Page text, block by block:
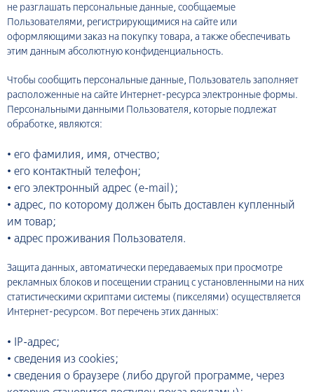
не разглашать персональные данные, сообщаемые
Пользователями, регистрирующимися на сайте или
оформляющими заказ на покупку товара, а также обеспечивать
этим данным абсолютную конфиденциальность.
Чтобы сообщить персональные данные, Пользователь заполняет
расположенные на сайте Интернет-ресурса электронные формы.
Персональными данными Пользователя, которые подлежат
обработке, являются:
• его фамилия, имя, отчество;
• его контактный телефон;
• его электронный адрес (e-mail);
• адрес, по которому должен быть доставлен купленный
им товар;
• адрес проживания Пользователя.
Защита данных, автоматически передаваемых при просмотре
рекламных блоков и посещении страниц с установленными на них
статистическими скриптами системы (пикселями) осуществляется
Интернет-ресурсом. Вот перечень этих данных:
• IP-адрес;
• сведения из cookies;
• сведения о браузере (либо другой программе, через